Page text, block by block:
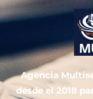
Agencia
desde el 2018